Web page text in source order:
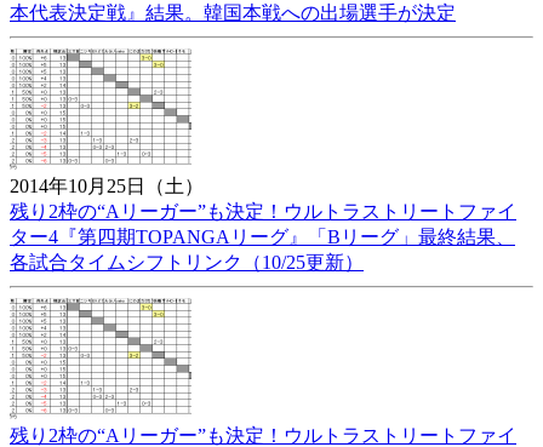
本代表決定戦』結果。韓国本戦への出場選手が決定
2014年10月25日（土）
残り2枠の“Aリーガー”も決定！ウルトラストリートファイ
ター4『第四期TOPANGAリーグ』「Bリーグ」最終結果、
各試合タイムシフトリンク（10/25更新）
残り2枠の“Aリーガー”も決定！ウルトラストリートファイ